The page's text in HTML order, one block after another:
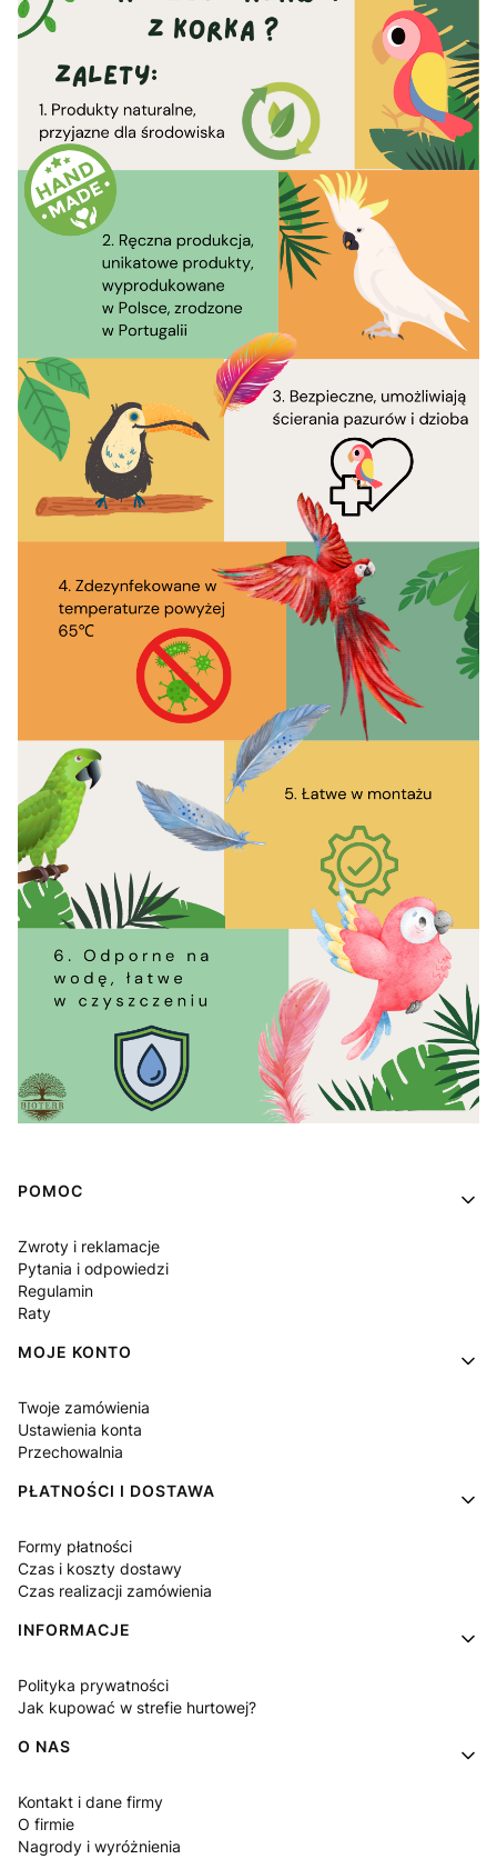
Linki w stopce
POMOC
Zwroty i reklamacje
Pytania i odpowiedzi
Regulamin
Raty
MOJE KONTO
Twoje zamówienia
Ustawienia konta
Przechowalnia
PŁATNOŚCI I DOSTAWA
Formy płatności
Czas i koszty dostawy
Czas realizacji zamówienia
INFORMACJE
Polityka prywatności
Jak kupować w strefie hurtowej?
O NAS
Kontakt i dane firmy
O firmie
Nagrody i wyróżnienia